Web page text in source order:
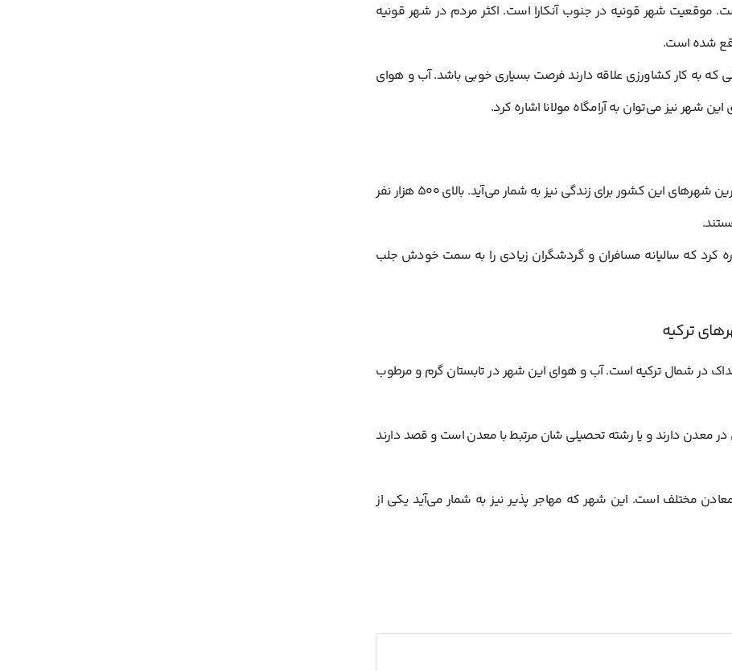
موقعیت شهر قونیه در جنوب آنکارا است. اکثر مردم در شهر قونیه
شده است.
که به کار کشاورزی علاقه دارند فرصت بسیاری خوبی باشد. آب و هوای
نیز می‌توان به آرامگاه مولانا اشاره کرد.
یکی از شرقی ترین شهرهای ترکیه شهر وان است که جز ارزان ترین شهرهای این کشور برای زندگی نیز به شمار می‌آید. بالای ۵۰۰ هزار نفر
کرد که سالیانه مسافران و گردشگران زیادی را به سمت خودش جلب
ترکیه
در شمال ترکیه است. آب و هوای این شهر در تابستان گرم و مرطوب
معدن دارند و یا رشته تحصیلی شان مرتبط با معدن است و قصد دارند
مختلف است. این شهر که مهاجر پذیر نیز به شمار می‌آید یکی از